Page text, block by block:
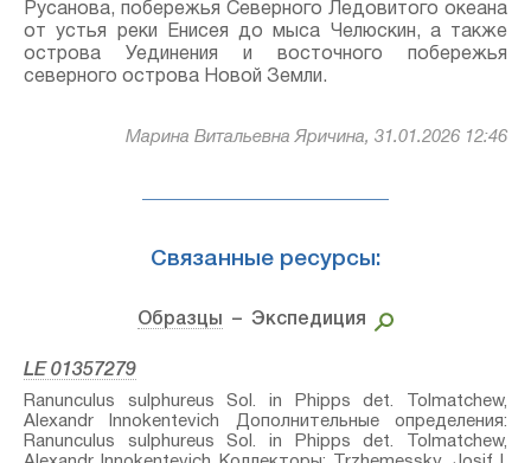
Русанова, побережья Северного Ледовитого океана
от устья реки Енисея до мыса Челюскин, а также
острова Уединения и восточного побережья
северного острова Новой Земли.
Марина Витальевна Яричина, 31.01.2026 12:46
Связанные ресурсы:
Образцы – Экспедиция
LE 01357279
Ranunculus sulphureus Sol. in Phipps⁣ det. Tolmatchew,
Alexandr Innokentevich Дополнительные определения:
Ranunculus sulphureus Sol. in Phipps⁣ det. Tolmatchew,